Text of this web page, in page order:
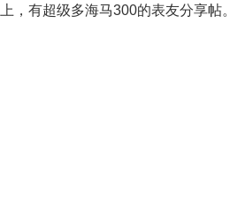
上，有超级多海马300的表友分享帖。